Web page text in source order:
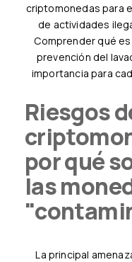
criptomonedas para
de actividades
Comprender qué es
prevención del
importancia para
Riesgos de las
por qué
las
La principal amenaza del intercambio P2P es recibir